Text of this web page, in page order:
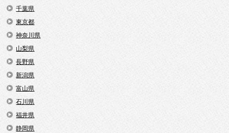
千葉県
東京都
神奈川県
山梨県
長野県
新潟県
富山県
石川県
福井県
静岡県